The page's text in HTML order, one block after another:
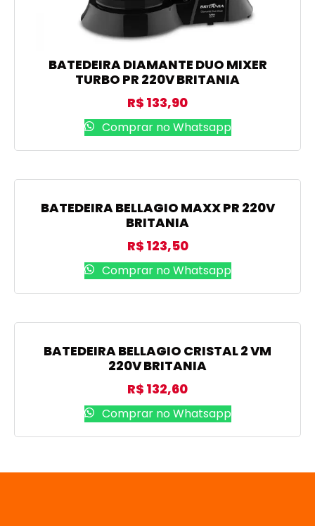
BATEDEIRA DIAMANTE DUO MIXER
TURBO PR 220V BRITANIA
R$ 133,90
Comprar no Whatsapp
BATEDEIRA BELLAGIO MAXX PR 220V
BRITANIA
R$ 123,50
Comprar no Whatsapp
BATEDEIRA BELLAGIO CRISTAL 2 VM
220V BRITANIA
R$ 132,60
Comprar no Whatsapp